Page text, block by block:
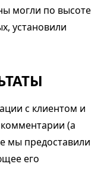
могли по высоте
установили
с клиентом и
(а
мы предоставили
его